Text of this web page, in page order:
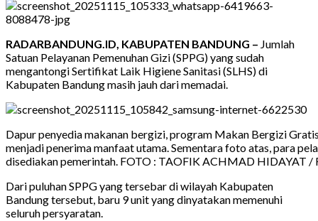
RADARBANDUNG.ID, KABUPATEN BANDUNG – Jumlah
Satuan Pelayanan Pemenuhan Gizi (SPPG) yang sudah
mengantongi Sertifikat Laik Higiene Sanitasi (SLHS) di
Kabupaten Bandung masih jauh dari memadai.
Dapur penyedia makanan bergizi, program Makan Bergizi
menjadi penerima manfaat utama. Sementara foto atas, para
disediakan pemerintah. FOTO : TAOFIK ACHMAD HIDAYAT
Dari puluhan SPPG yang tersebar di wilayah Kabupaten
Bandung tersebut, baru 9 unit yang dinyatakan memenuhi
seluruh persyaratan.